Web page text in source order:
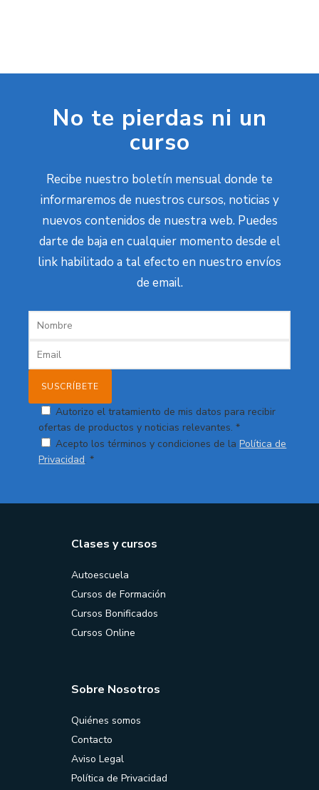
No te pierdas ni un
curso
Recibe nuestro boletín mensual donde te
informaremos de nuestros cursos, noticias y
nuevos contenidos de nuestra web. Puedes
darte de baja en cualquier momento desde el
link habilitado a tal efecto en nuestro envíos
de email.
Autorizo el tratamiento de mis datos para recibir
ofertas de productos y noticias relevantes. *
Acepto los términos y condiciones de laPolítica de
Privacidad. *
Clases y cursos
Autoescuela
Cursos de Formación
Cursos Bonificados
Cursos Online
Sobre Nosotros
Quiénes somos
Contacto
Aviso Legal
Política de Privacidad